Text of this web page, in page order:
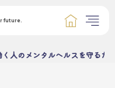
future.
く人のメンタルヘルスを守るた